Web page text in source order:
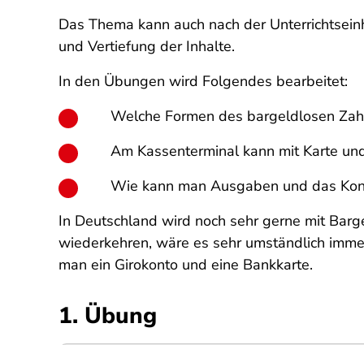
Das Thema kann auch nach der
und Vertiefung der Inhalte.
In den Übungen wird Folgendes bearbeitet:
Welche Formen des bargeldlosen
Am Kassenterminal kann mit Karte
Wie kann man Ausgaben und das
In Deutschland wird noch sehr gerne mit
wiederkehren, wäre es sehr umständlich
man ein Girokonto und eine Bankkarte.
1. Übung